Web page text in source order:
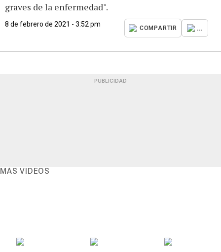
graves de la enfermedad".
8 de febrero de 2021 - 3:52 pm
COMPARTIR ...
PUBLICIDAD
MÁS VIDEOS